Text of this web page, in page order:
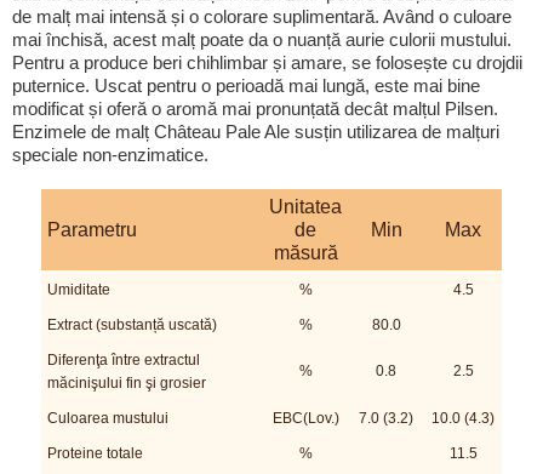
de malț mai intensă și o colorare suplimentară. Având o culoare
mai închisă, acest malț poate da o nuanță aurie culorii mustului.
Pentru a produce beri chihlimbar și amare, se folosește cu drojdii
puternice. Uscat pentru o perioadă mai lungă, este mai bine
modificat și oferă o aromă mai pronunțată decât malțul Pilsen.
Enzimele de malț Château Pale Ale susțin utilizarea de malțuri
speciale non-enzimatice.
Parametru
Unitatea
de
măsură
Min Max
Umiditate % 4.5
Extract (substanță uscată) % 80.0
Diferenţa între extractul
măcinişului fin şi grosier
% 0.8 2.5
Culoarea mustului EBC(Lov.) 7.0 (3.2) 10.0 (4.3)
Proteine totale % 11.5